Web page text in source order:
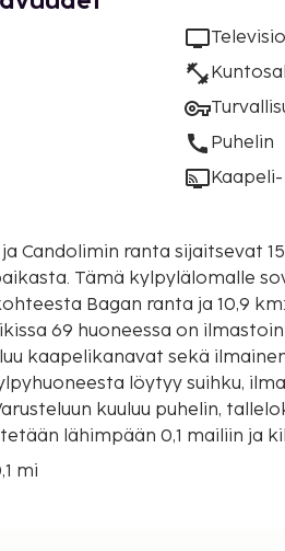
Televisio
Puhelin
Candolimin ranta sijaitsevat
hotelli sijaitsee
Bagan ranta ja 10,9
69 huoneessa on
kaapelikanavat sekä
löytyy suihku,
kuuluu puhelin,
lähimpään 0,1 mailiin ja
mi